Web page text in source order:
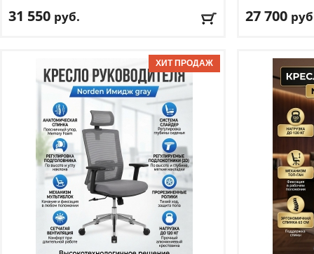
31 550 руб.
: мультиблок
Регулировка по высоте: есть
Материал обивки: экокожа
Подлокотники: да
Доставка:БЕСПЛАТНО, 2-3 дня
27 700
Механизм
Регулировка
Материал
Доставка: